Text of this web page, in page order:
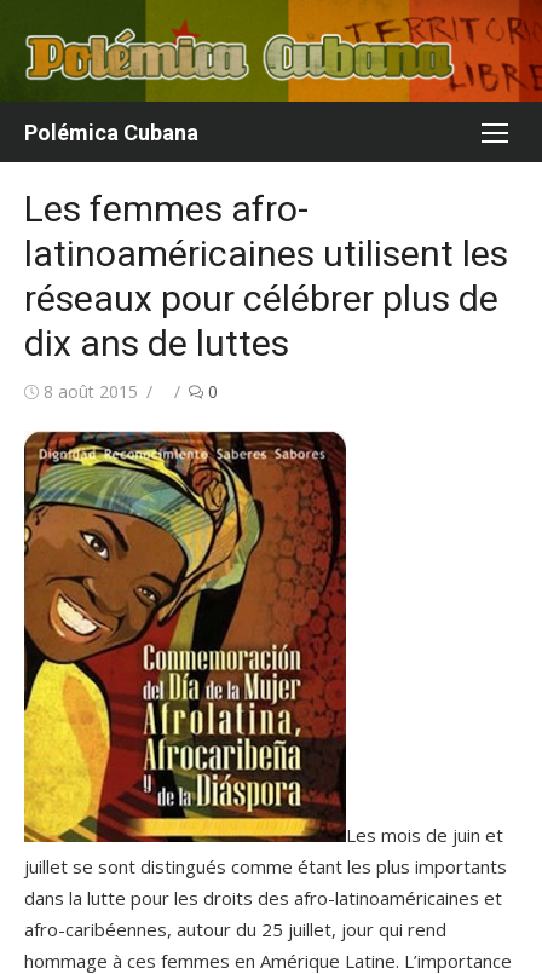
contenu
Polémica Cubana
Les femmes afro-
latinoaméricaines utilisent les
réseaux pour célébrer plus de
dix ans de luttes
Publié8 août 2015 Auteur/autrice
0
Les mois de juin et
juillet se sont distingués comme étant les plus importants
dans la lutte pour les droits des afro-latinoaméricaines et
afro-caribéennes, autour du 25 juillet, jour qui rend
hommage à ces femmes en Amérique Latine. L’importance